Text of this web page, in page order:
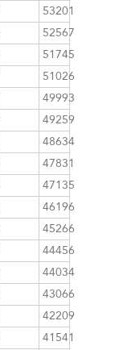
53201
52567
51745
51026
49993
49259
48634
47831
47135
46196
45266
44456
44034
43066
42209
41541